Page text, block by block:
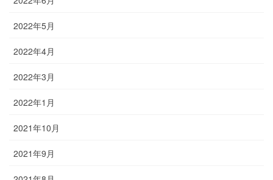
2022年5月
2022年4月
2022年3月
2022年1月
2021年10月
2021年9月